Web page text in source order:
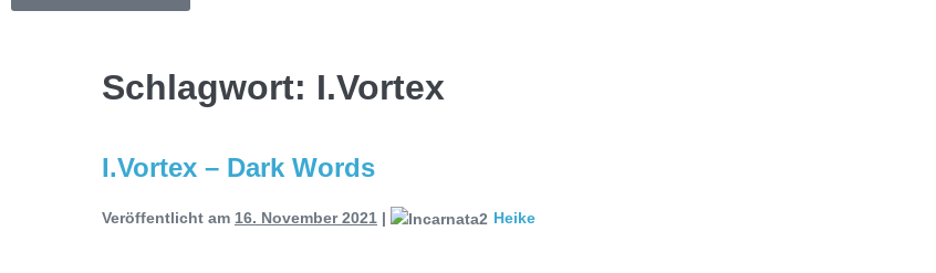
ROTTSTR5-THEATER, Bochum
Schlagwort: I.Vortex
I.Vortex – Dark Words
Veröffentlicht am 16. November 2021 | Heike